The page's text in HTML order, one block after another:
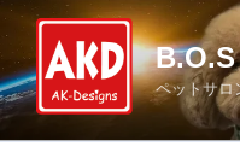
コ
ン
テ
ン
B.O.S
ペットサロ